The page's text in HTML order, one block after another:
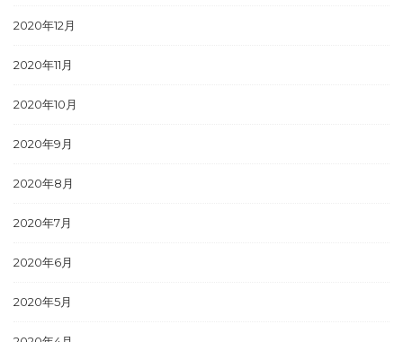
2020年12月
2020年11月
2020年10月
2020年9月
2020年8月
2020年7月
2020年6月
2020年5月